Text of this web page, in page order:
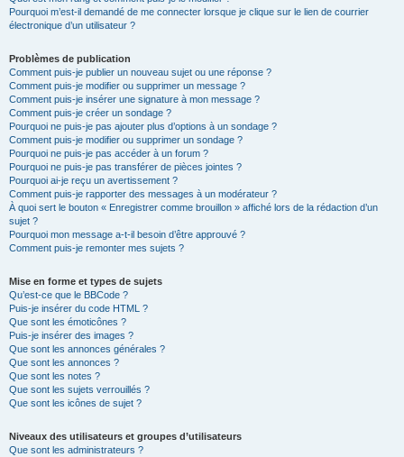
Pourquoi m’est-il demandé de me connecter lorsque je clique sur le lien de courrier
électronique d’un utilisateur ?
Problèmes de publication
Comment puis-je publier un nouveau sujet ou une réponse ?
Comment puis-je modifier ou supprimer un message ?
Comment puis-je insérer une signature à mon message ?
Comment puis-je créer un sondage ?
Pourquoi ne puis-je pas ajouter plus d’options à un sondage ?
Comment puis-je modifier ou supprimer un sondage ?
Pourquoi ne puis-je pas accéder à un forum ?
Pourquoi ne puis-je pas transférer de pièces jointes ?
Pourquoi ai-je reçu un avertissement ?
Comment puis-je rapporter des messages à un modérateur ?
À quoi sert le bouton « Enregistrer comme brouillon » affiché lors de la rédaction d’un
sujet ?
Pourquoi mon message a-t-il besoin d’être approuvé ?
Comment puis-je remonter mes sujets ?
Mise en forme et types de sujets
Qu’est-ce que le BBCode ?
Puis-je insérer du code HTML ?
Que sont les émoticônes ?
Puis-je insérer des images ?
Que sont les annonces générales ?
Que sont les annonces ?
Que sont les notes ?
Que sont les sujets verrouillés ?
Que sont les icônes de sujet ?
Niveaux des utilisateurs et groupes d’utilisateurs
Que sont les administrateurs ?